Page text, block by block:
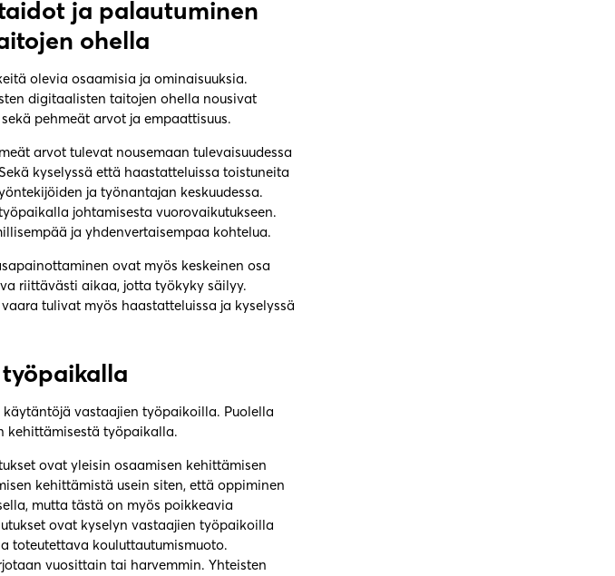
ja palautuminen
ohella
olevia osaamisia ja ominaisuuksia.
digitaalisten taitojen ohella nousivat
pehmeät arvot ja empaattisuus.
arvot tulevat nousemaan tulevaisuudessa
kyselyssä että haastatteluissa toistuneita
ja työnantajan keskuudessa.
johtamisesta vuorovaikutukseen.
ja yhdenvertaisempaa kohtelua.
ovat myös keskeinen osa
riittävästi aikaa, jotta työkyky säilyy.
tulivat myös haastatteluissa ja kyselyssä
vastaajien työpaikoilla. Puolella
kehittämisestä työpaikalla.
ovat yleisin osaamisen kehittämisen
kehittämistä usein siten, että oppiminen
mutta tästä on myös poikkeavia
ovat kyselyn vastaajien työpaikoilla
toteutettava kouluttautumismuoto.
vuosittain tai harvemmin. Yhteisten